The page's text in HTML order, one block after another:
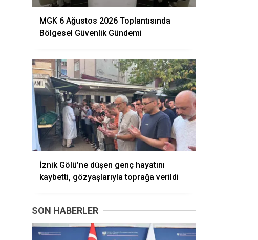
MGK 6 Ağustos 2026 Toplantısında
Bölgesel Güvenlik Gündemi
İznik Gölü’ne düşen genç hayatını
kaybetti, gözyaşlarıyla toprağa verildi
SON HABERLER